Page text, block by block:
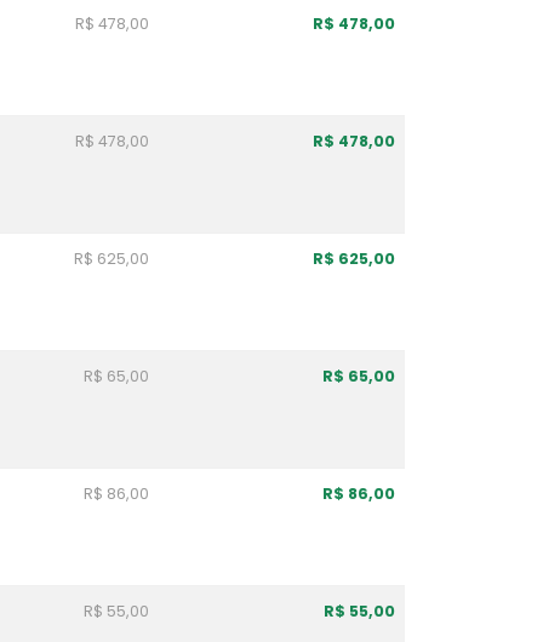
R$ 478,00 R$ 478,00
R$ 478,00 R$ 478,00
R$ 625,00 R$ 625,00
R$ 65,00 R$ 65,00
R$ 86,00 R$ 86,00
R$ 55,00 R$ 55,00